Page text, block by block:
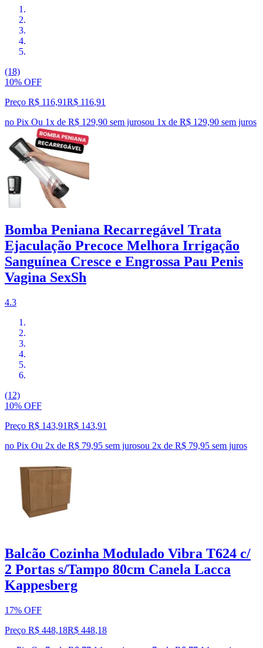
(18)
10% OFF
Preço R$ 116,91R$ 116,91
no Pix Ou 1x de R$ 129,90 sem jurosou 1x de R$ 129,90 sem juros
Bomba Peniana Recarregável Trata
Ejaculação Precoce Melhora Irrigação
Sanguínea Cresce e Engrossa Pau Penis
Vagina SexSh
4.3
(12)
10% OFF
Preço R$ 143,91R$ 143,91
no Pix Ou 2x de R$ 79,95 sem jurosou 2x de R$ 79,95 sem juros
Balcão Cozinha Modulado Vibra T624 c/
2 Portas s/Tampo 80cm Canela Lacca
Kappesberg
17% OFF
Preço R$ 448,18R$ 448,18